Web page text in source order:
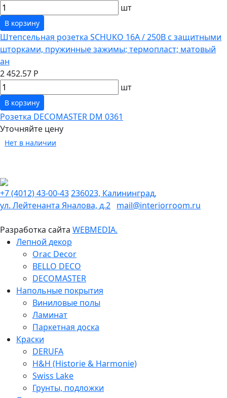
шт
В корзину
Штепсельная розетка SCHUKO 16А / 250В с защитными
шторками, пружинные зажимы; термопласт; матовый
ан
2 452.57 Р
шт
В корзину
Розетка DECOMASTER DM 0361
Уточняйте цену
Нет в наличии
+7 (4012) 43-00-43236023, Калининград,
ул. Лейтенанта Яналова, д.2 mail@interiorroom.ru
Разработка сайта WEBMEDIA.
Лепной декор
Orac Decor
BELLO DECO
DECOMASTER
Напольные покрытия
Виниловые полы
Ламинат
Паркетная доска
Краски
DERUFA
H&H (Historie & Harmonie)
Swiss Lake
Грунты, подложки